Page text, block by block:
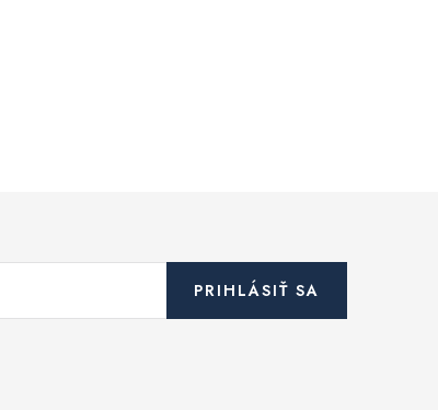
PRIHLÁSIŤ SA